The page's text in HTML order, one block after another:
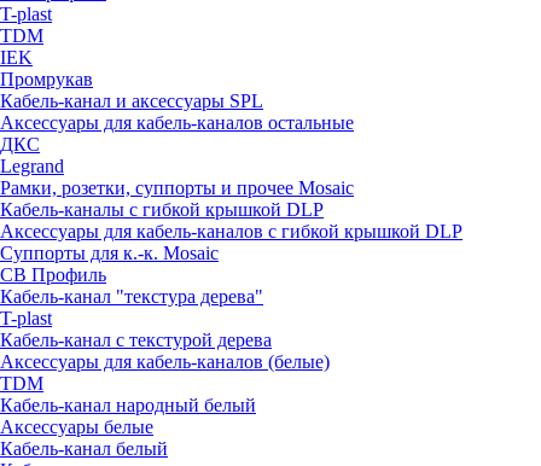
T-plast
TDM
IEK
Промрукав
Кабель-канал и аксессуары SPL
Аксессуары для кабель-каналов остальные
ДКС
Legrand
Рамки, розетки, суппорты и прочее Mosaic
Кабель-каналы с гибкой крышкой DLP
Аксессуары для кабель-каналов с гибкой крышкой DLP
Суппорты для к.-к. Mosaic
СВ Профиль
Кабель-канал "текстура дерева"
T-plast
Кабель-канал с текстурой дерева
Аксессуары для кабель-каналов (белые)
TDM
Кабель-канал народный белый
Аксессуары белые
Кабель-канал белый